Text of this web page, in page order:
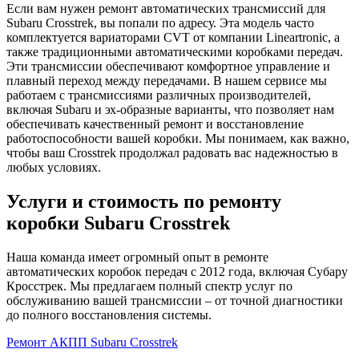
Если вам нужен ремонт автоматических трансмиссий для
Subaru Crosstrek, вы попали по адресу. Эта модель часто
комплектуется вариаторами CVT от компании Lineartronic, а
также традиционными автоматическими коробками передач.
Эти трансмиссии обеспечивают комфортное управление и
плавный переход между передачами. В нашем сервисе мы
работаем с трансмиссиями различных производителей,
включая Subaru и эх-образные варианты, что позволяет нам
обеспечивать качественный ремонт и восстановление
работоспособности вашей коробки. Мы понимаем, как важно,
чтобы ваш Crosstrek продолжал радовать вас надежностью в
любых условиях.
Услуги и стоимость по ремонту
коробки Subaru Crosstrek
Наша команда имеет огромный опыт в ремонте
автоматических коробок передач с 2012 года, включая Субару
Кросстрек. Мы предлагаем полный спектр услуг по
обслуживанию вашей трансмиссии – от точной диагностики
до полного восстановления системы.
Ремонт АКПП Subaru Crosstrek